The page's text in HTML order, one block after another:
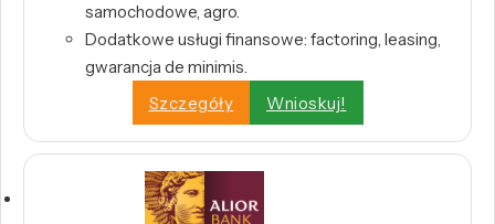
samochodowe, agro.
Dodatkowe usługi finansowe: factoring, leasing,
gwarancja de minimis.
Szczegóły
Wnioskuj!